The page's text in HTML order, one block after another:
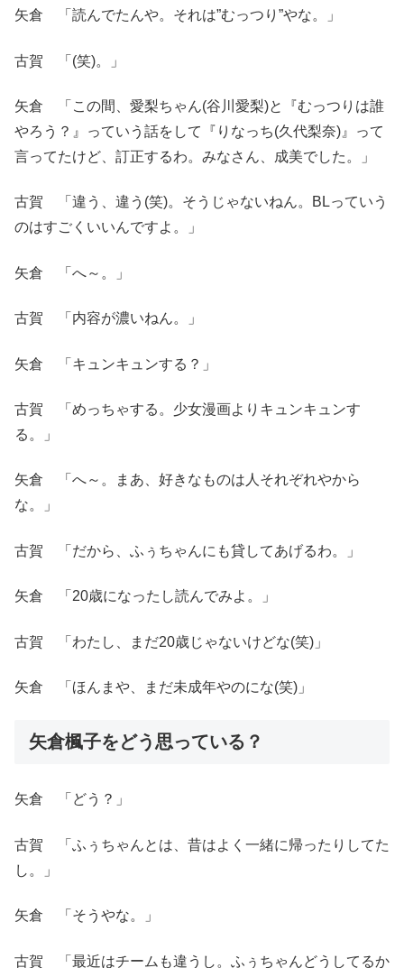
矢倉 「読んでたんや。それは”むっつり”やな。」
古賀 「(笑)。」
矢倉 「この間、愛梨ちゃん(谷川愛梨)と『むっつりは誰
やろう？』っていう話をして『りなっち(久代梨奈)』って
言ってたけど、訂正するわ。みなさん、成美でした。」
古賀 「違う、違う(笑)。そうじゃないねん。BLっていう
のはすごくいいんですよ。」
矢倉 「へ～。」
古賀 「内容が濃いねん。」
矢倉 「キュンキュンする？」
古賀 「めっちゃする。少女漫画よりキュンキュンす
る。」
矢倉 「へ～。まあ、好きなものは人それぞれやから
な。」
古賀 「だから、ふぅちゃんにも貸してあげるわ。」
矢倉 「20歳になったし読んでみよ。」
古賀 「わたし、まだ20歳じゃないけどな(笑)」
矢倉 「ほんまや、まだ未成年やのにな(笑)」
矢倉楓子をどう思っている？
矢倉 「どう？」
古賀 「ふぅちゃんとは、昔はよく一緒に帰ったりしてた
し。」
矢倉 「そうやな。」
古賀 「最近はチームも違うし。ふぅちゃんどうしてるか